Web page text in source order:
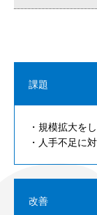
課題
・規模拡大を
・人手不足に
改善